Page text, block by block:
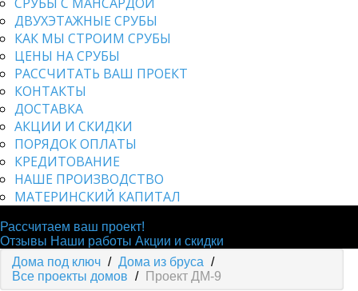
ДВУХЭТАЖНЫЕ СРУБЫ
КАК МЫ СТРОИМ СРУБЫ
ЦЕНЫ НА СРУБЫ
РАССЧИТАТЬ ВАШ ПРОЕКТ
КОНТАКТЫ
ДОСТАВКА
АКЦИИ И СКИДКИ
ПОРЯДОК ОПЛАТЫ
КРЕДИТОВАНИЕ
НАШЕ ПРОИЗВОДСТВО
МАТЕРИНСКИЙ КАПИТАЛ
Рассчитаем ваш проект!
Отзывы Наши работы Акции и скидки
Дома под ключ / Дома из бруса /
Все проекты домов / Проект ДМ-9